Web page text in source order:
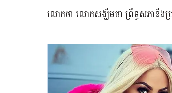
លោក​ថា លោក​សង្ឃឹម​ថា ព្រឹទ្ធសភា​នឹង​ប្